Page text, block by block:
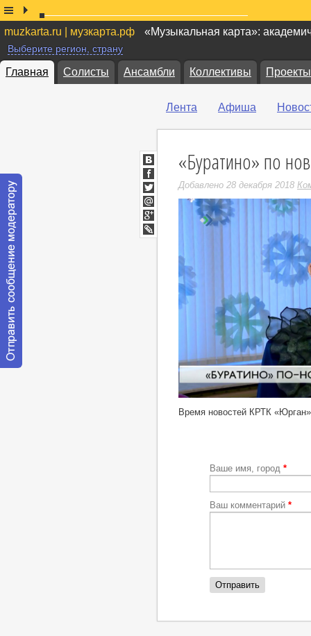
muzkarta.ru | музкарта.рф «Музыкальная карта»:
Выберите регион, страну
Главная Солисты Ансамбли Коллективы Проекты
Лента Афиша
«Буратино» по
Добавлено 28 декабря 2018
Время новостей КРТК
ВКонтакте
Facebook
Twitter
Мой
Мир
Google+
LiveJournal
Ваше имя, город *
Ваш комментарий *